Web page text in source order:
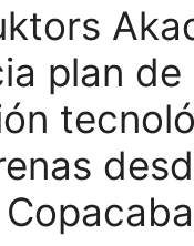
plan de